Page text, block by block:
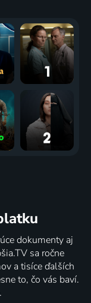
dokumenty aj
sa ročne
a tisíce ďalších
to, čo vás baví.